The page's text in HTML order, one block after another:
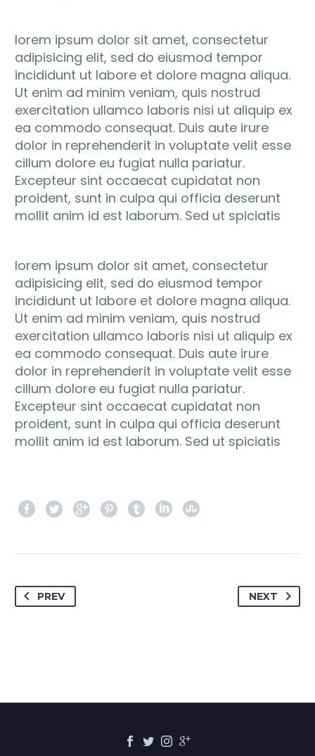
lorem ipsum dolor sit amet, consectetur
adipisicing elit, sed do eiusmod tempor
incididunt ut labore et dolore magna aliqua.
Ut enim ad minim veniam, quis nostrud
exercitation ullamco laboris nisi ut aliquip ex
ea commodo consequat. Duis aute irure
dolor in reprehenderit in voluptate velit esse
cillum dolore eu fugiat nulla pariatur.
Excepteur sint occaecat cupidatat non
proident, sunt in culpa qui officia deserunt
mollit anim id est laborum. Sed ut spiciatis
lorem ipsum dolor sit amet, consectetur
adipisicing elit, sed do eiusmod tempor
incididunt ut labore et dolore magna aliqua.
Ut enim ad minim veniam, quis nostrud
exercitation ullamco laboris nisi ut aliquip ex
ea commodo consequat. Duis aute irure
dolor in reprehenderit in voluptate velit esse
cillum dolore eu fugiat nulla pariatur.
Excepteur sint occaecat cupidatat non
proident, sunt in culpa qui officia deserunt
mollit anim id est laborum. Sed ut spiciatis
PREV NEXT